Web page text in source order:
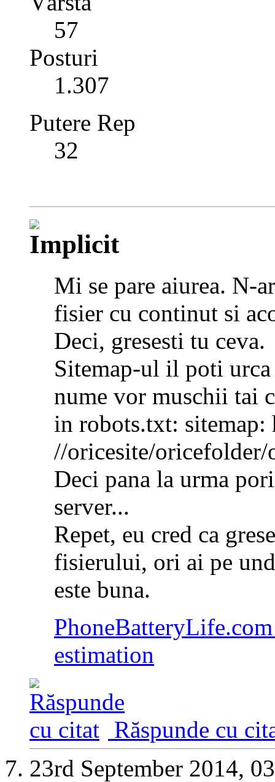
57
Posturi
1.307
Putere Rep
32
Mi se pare aiurea. N-
fisier cu continut si
Deci, gresesti tu ceva.
Sitemap-ul il poti
nume vor muschii tai
in robots.txt: sitemap:
//oricesite/
Deci pana la urma
server...
Repet, eu cred ca
fisierului, ori ai pe
este buna.
estimation
Răspunde cu
23rd September 2014,